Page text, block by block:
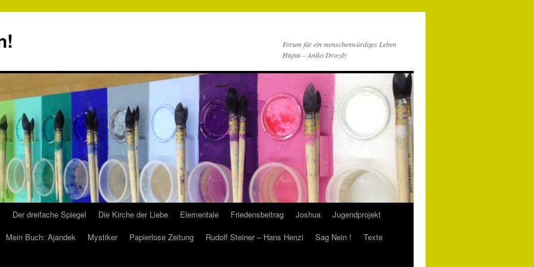
Forum für ein menschenwürdiges Leben
Hajna – Aniko Drozdy
Der dreifache Spiegel Die Kirche der Liebe Elementale Friedensbeitrag Joshua
Jugendprojekt
Mein Buch: Ajandek Mystiker Papierlose Zeitung Rudolf Steiner – Hans Henzi Sag Nein !
Texte